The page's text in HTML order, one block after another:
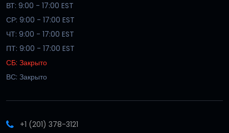
ВТ: 9:00 - 17:00 EST
СР: 9:00 - 17:00 EST
ЧТ: 9:00 - 17:00 EST
ПТ: 9:00 - 17:00 EST
СБ: Закрыто
ВС: Закрыто
+1 (201) 378-3121